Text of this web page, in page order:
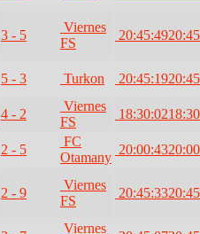
3 - 5
Viernes
FS
20:45:4920:45
5 - 3 Turkon 20:45:1920:45
4 - 2
Viernes
FS
18:30:0218:30
2 - 5
FC
Otamany
20:00:4320:00
2 - 9
Viernes
FS
20:45:3320:45
Viernes